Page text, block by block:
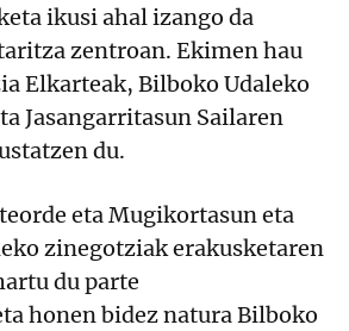
ikusi ahal izango da
zentroan. Ekimen hau
Elkarteak, Bilboko Udaleko
Jasangarritasun Sailaren
du.
eta Mugikortasun eta
zinegotziak erakusketaren
du parte
honen bidez natura Bilboko